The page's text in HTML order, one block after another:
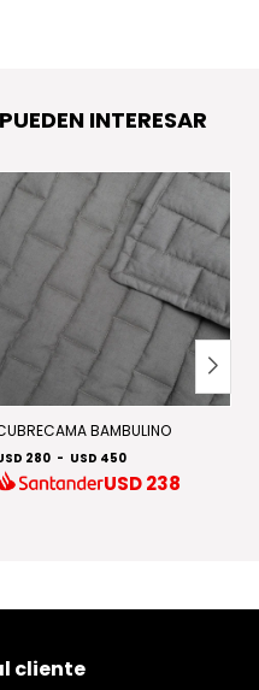
INTERESAR
BAMBULINO
280 - USD 450
USD238
cliente